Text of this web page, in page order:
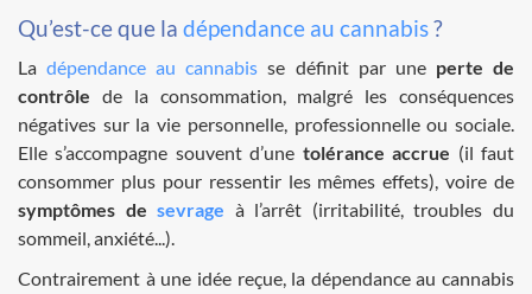
Qu’est-ce que la dépendance au cannabis?
Ladépendance au cannabis se définit par une perte de
contrôle de la consommation, malgré les conséquences
négatives sur la vie personnelle, professionnelle ou sociale.
Elle s’accompagne souvent d’une tolérance accrue (il faut
consommer plus pour ressentir les mêmes effets), voire de
symptômes desevrage à l’arrêt (irritabilité, troubles du
sommeil, anxiété...).
Contrairement à une idée reçue, la dépendance au cannabis